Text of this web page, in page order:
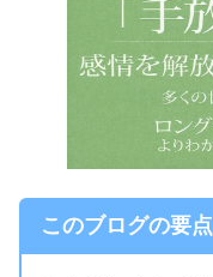
このブログの要点